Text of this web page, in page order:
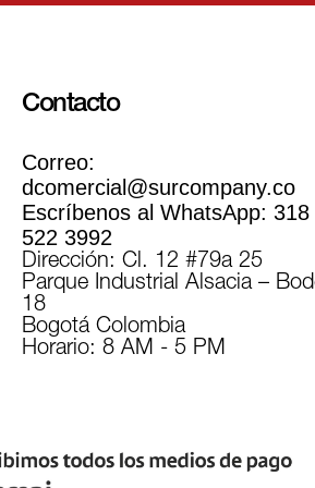
Contacto
Correo:
dcomercial@surcompany.co
Escríbenos al WhatsApp: 318
522 3992
Dirección: Cl. 12 #79a 25
Parque Industrial Alsacia –
18
Bogotá Colombia
Horario: 8 AM - 5 PM